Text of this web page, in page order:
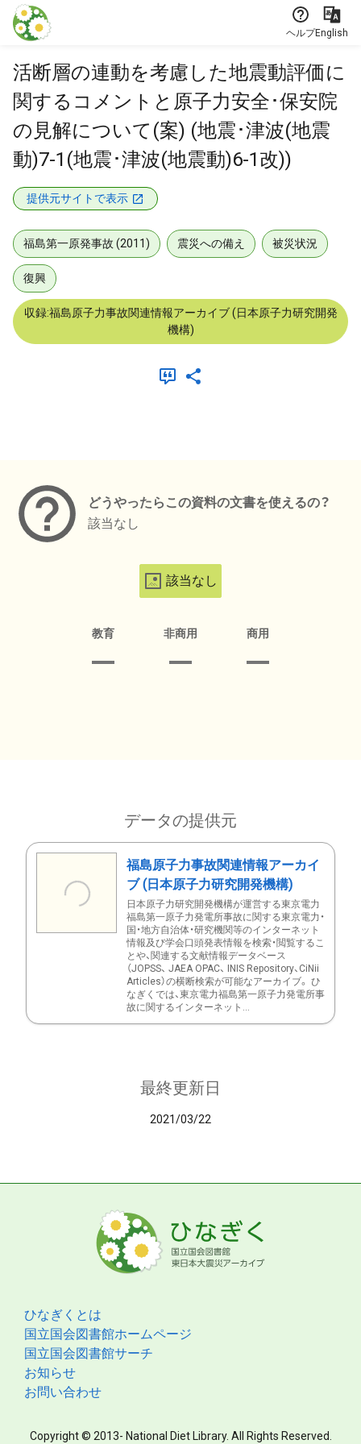
本文に飛ぶ
ヘルプEnglish
活断層の連動を考慮した地震動評価に
関するコメントと原子力安全･保安院
の見解について(案) (地震･津波(地震
動)7-1(地震･津波(地震動)6-1改))
提供元サイトで表示
福島第一原発事故 (2011) 震災への備え 被災状況
復興
収録:福島原子力事故関連情報アーカイブ (日本原子力研究開発
機構)
どうやったらこの資料の文書を使えるの？
該当なし
該当なし
教育 非商用 商用
データの提供元
福島原子力事故関連情報アーカイ
ブ (日本原子力研究開発機構)
日本原子力研究開発機構が運営する東京電力
福島第一原子力発電所事故に関する東京電力・
国・地方自治体・研究機関等のインターネット
情報及び学会口頭発表情報を検索・閲覧するこ
とや、関連する文献情報データベース
（JOPSS、 JAEA OPAC、 INIS Repository、CiNii
Articles）の横断検索が可能なアーカイブ。 ひ
なぎくでは、東京電力福島第一原子力発電所事
故に関するインターネット...
最終更新日
2021/03/22
ひなぎくとは
国立国会図書館ホームページ
国立国会図書館サーチ
お知らせ
お問い合わせ
Copyright © 2013- National Diet Library. All Rights Reserved.